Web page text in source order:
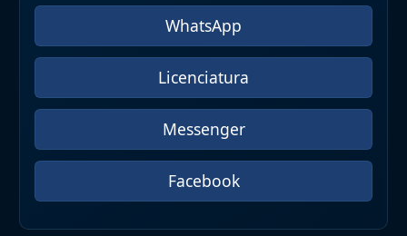
WhatsApp
Licenciatura
Messenger
Facebook